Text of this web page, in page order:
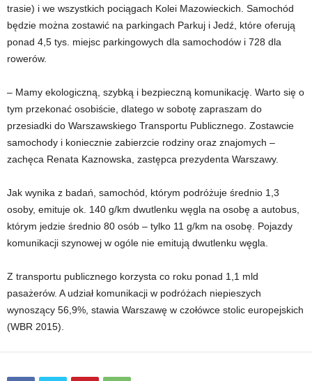
trasie) i we wszystkich pociągach Kolei Mazowieckich. Samochód
będzie można zostawić na parkingach Parkuj i Jedź, które oferują
ponad 4,5 tys. miejsc parkingowych dla samochodów i 728 dla
rowerów.
– Mamy ekologiczną, szybką i bezpieczną komunikację. Warto się o
tym przekonać osobiście, dlatego w sobotę zapraszam do
przesiadki do Warszawskiego Transportu Publicznego. Zostawcie
samochody i koniecznie zabierzcie rodziny oraz znajomych –
zachęca Renata Kaznowska, zastępca prezydenta Warszawy.
Jak wynika z badań, samochód, którym podróżuje średnio 1,3
osoby, emituje ok. 140 g/km dwutlenku węgla na osobę a autobus,
którym jedzie średnio 80 osób – tylko 11 g/km na osobę. Pojazdy
komunikacji szynowej w ogóle nie emitują dwutlenku węgla.
Z transportu publicznego korzysta co roku ponad 1,1 mld
pasażerów. A udział komunikacji w podróżach niepieszych
wynoszący 56,9%, stawia Warszawę w czołówce stolic europejskich
(WBR 2015).